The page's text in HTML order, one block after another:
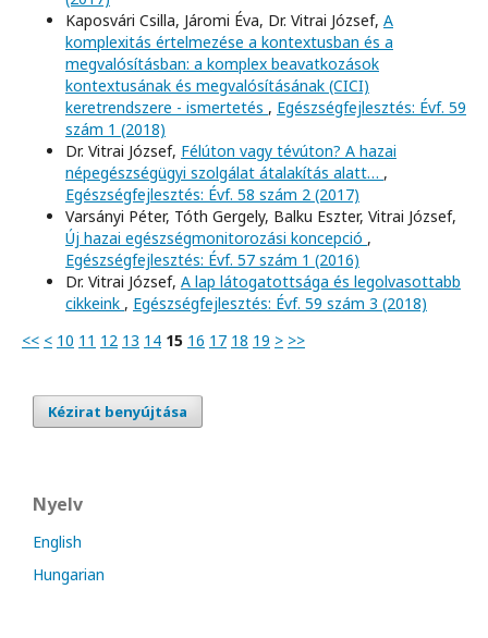
Kaposvári Csilla, Járomi Éva, Dr. Vitrai József, A
komplexitás értelmezése a kontextusban és a
megvalósításban: a komplex beavatkozások
kontextusának és megvalósításának (CICI)
keretrendszere - ismertetés , Egészségfejlesztés: Évf. 59
szám 1 (2018)
Dr. Vitrai József, Félúton vagy tévúton? A hazai
népegészségügyi szolgálat átalakítás alatt… ,
Egészségfejlesztés: Évf. 58 szám 2 (2017)
Varsányi Péter, Tóth Gergely, Balku Eszter, Vitrai József,
Új hazai egészségmonitorozási koncepció ,
Egészségfejlesztés: Évf. 57 szám 1 (2016)
Dr. Vitrai József, A lap látogatottsága és legolvasottabb
cikkeink , Egészségfejlesztés: Évf. 59 szám 3 (2018)
<< < 10 11 12 13 14 15 16 17 18 19 > >>
Kézirat benyújtása
Nyelv
English
Hungarian